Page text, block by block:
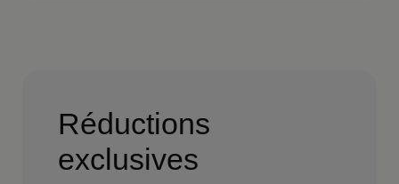
Réductions
exclusives